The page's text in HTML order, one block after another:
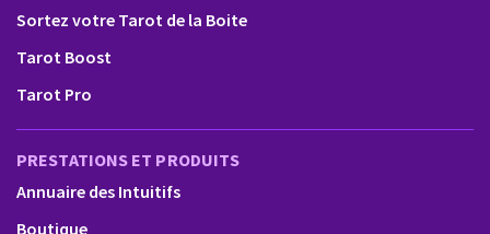
Sortez votre Tarot de la Boite
Tarot Boost
Tarot Pro
PRESTATIONS ET PRODUITS
Annuaire des Intuitifs
Boutique